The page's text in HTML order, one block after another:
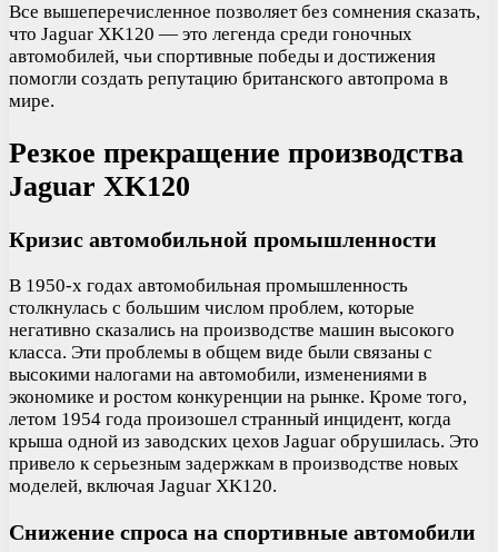
Все вышеперечисленное позволяет без сомнения сказать,
что Jaguar XK120 — это легенда среди гоночных
автомобилей, чьи спортивные победы и достижения
помогли создать репутацию британского автопрома в
мире.
Резкое прекращение производства
Jaguar XK120
Кризис автомобильной промышленности
В 1950-х годах автомобильная промышленность
столкнулась с большим числом проблем, которые
негативно сказались на производстве машин высокого
класса. Эти проблемы в общем виде были связаны с
высокими налогами на автомобили, изменениями в
экономике и ростом конкуренции на рынке. Кроме того,
летом 1954 года произошел странный инцидент, когда
крыша одной из заводских цехов Jaguar обрушилась. Это
привело к серьезным задержкам в производстве новых
моделей, включая Jaguar XK120.
Снижение спроса на спортивные автомобили